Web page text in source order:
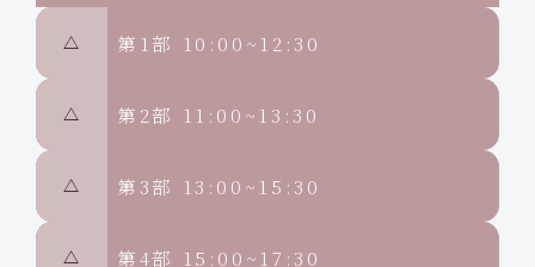
△ 第1部 10:00~12:30
△ 第2部 11:00~13:30
△ 第3部 13:00~15:30
△ 第4部 15:00~17:30